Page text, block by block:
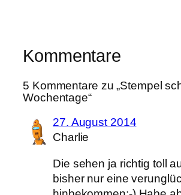
Kommentare
5 Kommentare zu „Stempel
Wochentage“
27. August 2014
Charlie
Die sehen ja richtig toll
bisher nur eine